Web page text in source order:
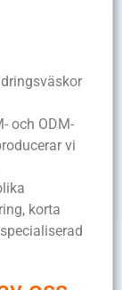
och ODM-
vi
korta